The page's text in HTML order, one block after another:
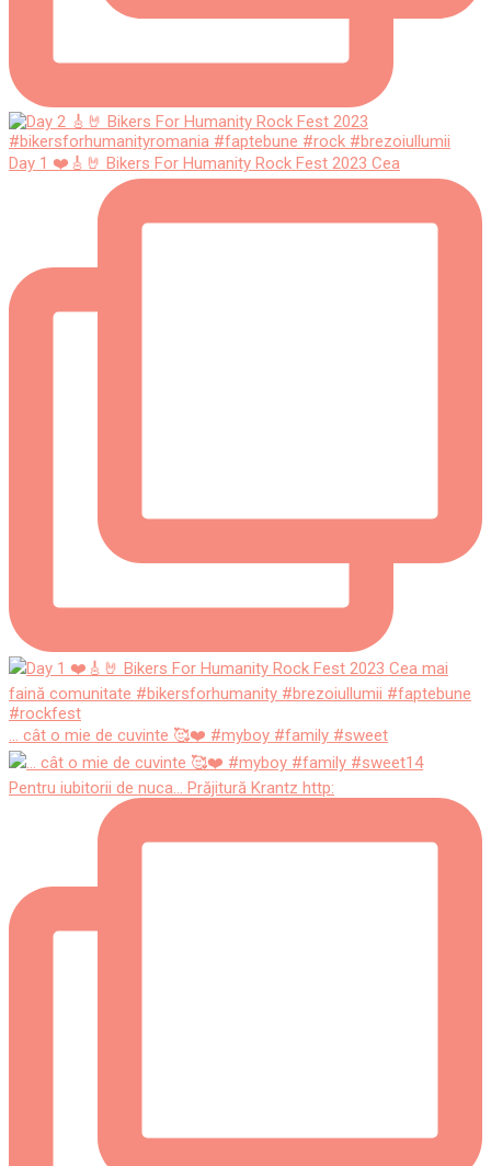
Day 1 ❤️🎸🤘 Bikers For Humanity Rock Fest 2023 Cea
... cât o mie de cuvinte 🥰❤️ #myboy #family #sweet
Pentru iubitorii de nuca... Prăjitură Krantz http: